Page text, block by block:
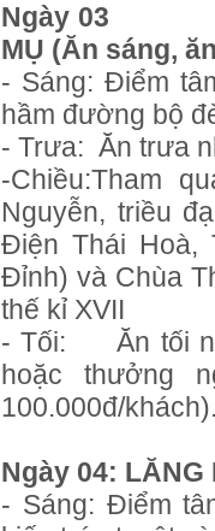
Ngày 03
MỤ (Ăn sáng,
- Sáng: Điểm
hầm đường bộ
- Trưa: Ăn trưa
-Chiều:Tham
Nguyễn, triều
Điện Thái Hoà,
Đỉnh) và Chùa
thế kỉ XVII
- Tối:
Ăn tối
hoặc thưởng
100.000đ/
Ngày 04:
- Sáng: Điểm